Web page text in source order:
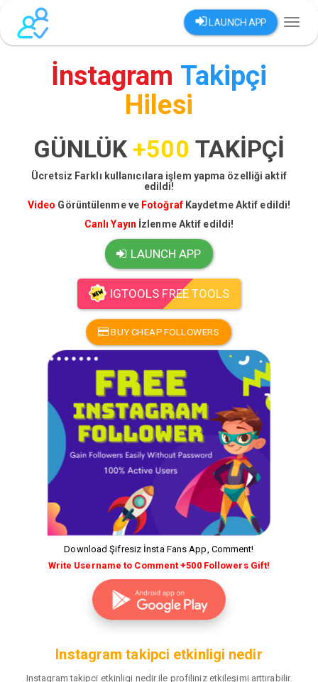
LAUNCH APP
İnstagram Takipçi
Hilesi
GÜNLÜK +500 TAKİPÇİ
Ücretsiz Farklı kullanıcılara işlem yapma özelliği aktif
edildi!
Video Görüntülenme ve Fotoğraf Kaydetme Aktif edildi!
Canlı Yayın İzlenme Aktif edildi!
LAUNCH APP
IGTOOLS FREE TOOLS
BUY CHEAP FOLLOWERS
Download Şifresiz İnsta Fans App, Comment!
Write Username to Comment +500 Followers Gift!
Instagram takipci etkinligi nedir
Instagram takipci etkinligi nedir ile profiliniz etkileşimi arttırabilir.